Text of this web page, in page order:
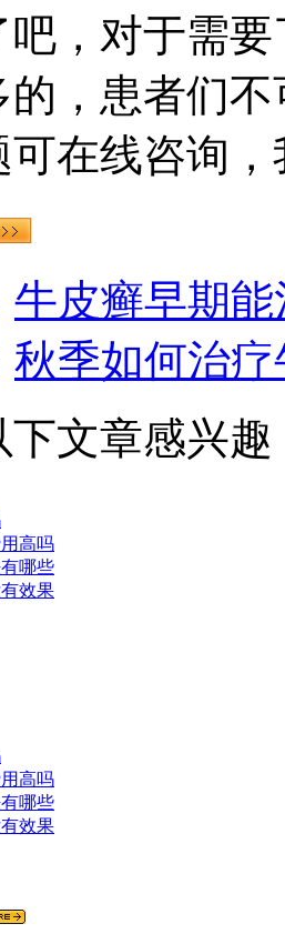
吧，对于需
，患者们
在线咨询
牛皮癣早期
秋季如何治
文章感兴趣
高吗
哪些
效果
高吗
哪些
效果